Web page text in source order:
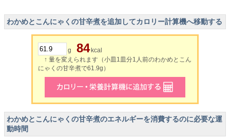
わかめとこんにゃくの甘辛煮を追加してカロリー計算機へ移動する
g 84 kcal
↑ 量を変えられます（小皿1皿分1人前のわかめとこん
にゃくの甘辛煮で61.9g）
わかめとこんにゃくの甘辛煮のエネルギーを消費するのに必要な運
動時間